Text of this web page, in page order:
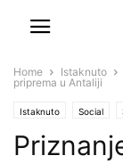
Home Istaknuto
priprema u Antaliji
Istaknuto Social